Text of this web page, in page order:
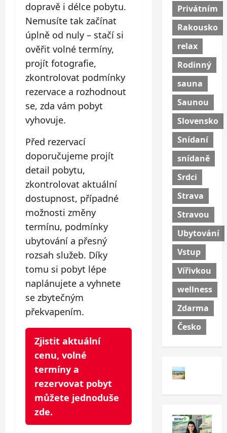
dopravě i délce pobytu.
Nemusíte tak začínat
úplně od nuly – stačí si
ověřit volné termíny,
projít fotografie,
zkontrolovat podmínky
rezervace a rozhodnout
se, zda vám pobyt
vyhovuje.
Před rezervací
doporučujeme projít
detail pobytu,
zkontrolovat aktuální
dostupnost, případné
možnosti změny
termínu, podmínky
ubytování a přesný
rozsah služeb. Díky
tomu si pobyt lépe
naplánujete a vyhnete
se zbytečným
překvapením.
Zjistit aktuální
cenu, volné
termíny a
rezervovat pobyt
můžete jednoduše
zde.
Privátním
Rakousko
relax
Rodinný
sauna
Saunou
Slovensko
Snídaní
snídaně
Srdci
Strava
Stravou
Ubytování
Vstup
Vířivkou
wellness
Zdarma
Česko